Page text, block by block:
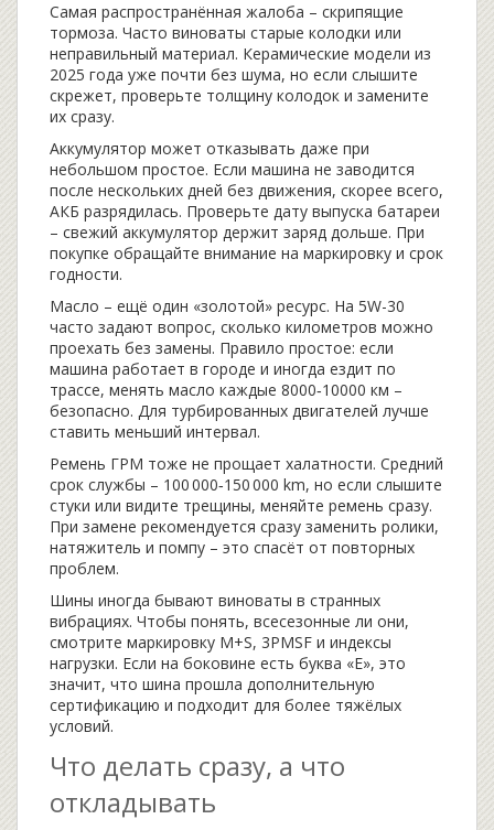
Самая распространённая жалоба – скрипящие
тормоза. Часто виноваты старые колодки или
неправильный материал. Керамические модели из
2025 года уже почти без шума, но если слышите
скрежет, проверьте толщину колодок и замените
их сразу.
Аккумулятор может отказывать даже при
небольшом простое. Если машина не заводится
после нескольких дней без движения, скорее всего,
АКБ разрядилась. Проверьте дату выпуска батареи
– свежий аккумулятор держит заряд дольше. При
покупке обращайте внимание на маркировку и срок
годности.
Масло – ещё один «золотой» ресурс. На 5W-30
часто задают вопрос, сколько километров можно
проехать без замены. Правило простое: если
машина работает в городе и иногда ездит по
трассе, менять масло каждые 8000‑10000 км –
безопасно. Для турбированных двигателей лучше
ставить меньший интервал.
Ремень ГРМ тоже не прощает халатности. Средний
срок службы – 100 000‑150 000 km, но если слышите
стуки или видите трещины, меняйте ремень сразу.
При замене рекомендуется сразу заменить ролики,
натяжитель и помпу – это спасёт от повторных
проблем.
Шины иногда бывают виноваты в странных
вибрациях. Чтобы понять, всесезонные ли они,
смотрите маркировку M+S, 3PMSF и индексы
нагрузки. Если на боковине есть буква «E», это
значит, что шина прошла дополнительную
сертификацию и подходит для более тяжёлых
условий.
Что делать сразу, а что
откладывать